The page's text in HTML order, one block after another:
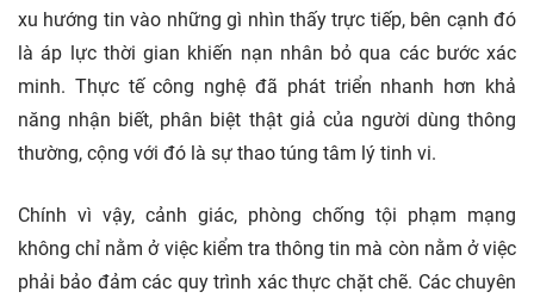
xu hướng tin vào những gì nhìn thấy trực tiếp, bên cạnh đó
là áp lực thời gian khiến nạn nhân bỏ qua các bước xác
minh. Thực tế công nghệ đã phát triển nhanh hơn khả
năng nhận biết, phân biệt thật giả của người dùng thông
thường, cộng với đó là sự thao túng tâm lý tinh vi.
Chính vì vậy, cảnh giác, phòng chống tội phạm mạng
không chỉ nằm ở việc kiểm tra thông tin mà còn nằm ở việc
phải bảo đảm các quy trình xác thực chặt chẽ. Các chuyên